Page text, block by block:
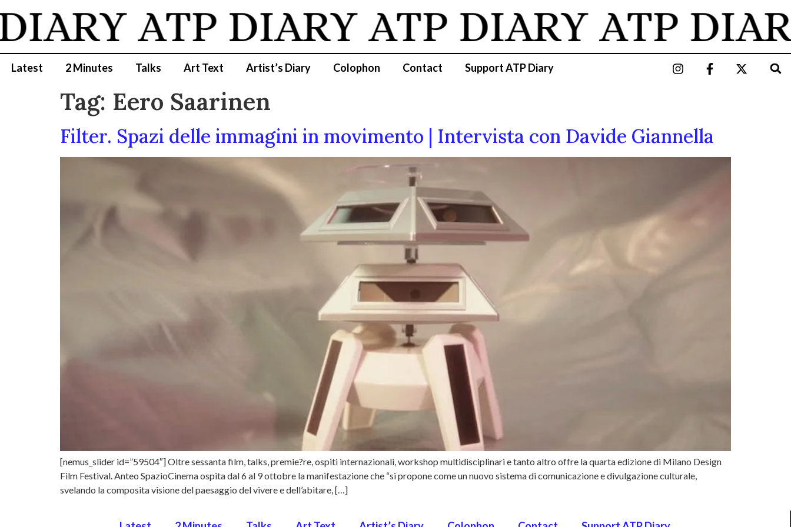
ATP DIARY ATP DIARY ATP
Latest 2 Minutes Talks Art Text Artist’s Diary Colophon Contact Support ATP Diary
Tag: Eero Saarinen
Filter. Spazi delle immagini in movimento | Intervista con Davide Giannella
[nemus_slider id=”59504″] Oltre sessanta film, talks, premie?re, ospiti internazionali, workshop multidisciplinari e tanto altro offre la quarta edizione di Milano Design
Film Festival. Anteo SpazioCinema ospita dal 6 al 9 ottobre la manifestazione che “si propone come un nuovo sistema di comunicazione e divulgazione culturale,
svelando la composita visione del paesaggio del vivere e dell’abitare, […]